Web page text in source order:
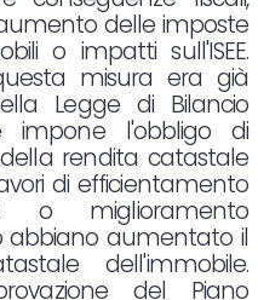
delle imposte
o impatti sull'ISEE.
misura era già
Legge di Bilancio
impone l'obbligo di
rendita catastale
di efficientamento
o miglioramento
abbiano aumentato il
dell'immobile.
del Piano